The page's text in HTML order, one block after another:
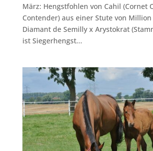
März: Hengstfohlen von Cahil (Cornet
Contender) aus einer Stute von
Diamant de Semilly x Arystokrat
ist Siegerhengst...